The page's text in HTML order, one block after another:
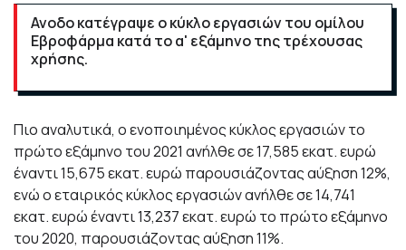
Ανοδο κατέγραψε ο κύκλο εργασιών του ομίλου
Εβροφάρμα κατά το α' εξάμηνο της τρέχουσας
χρήσης.
Πιο αναλυτικά, ο ενοποιημένος κύκλος εργασιών το
πρώτο εξάμηνο του 2021 ανήλθε σε 17,585 εκατ. ευρώ
έναντι 15,675 εκατ. ευρώ παρουσιάζοντας αύξηση 12%,
ενώ ο εταιρικός κύκλος εργασιών ανήλθε σε 14,741
εκατ. ευρώ έναντι 13,237 εκατ. ευρώ το πρώτο εξάμηνο
του 2020, παρουσιάζοντας αύξηση 11%.